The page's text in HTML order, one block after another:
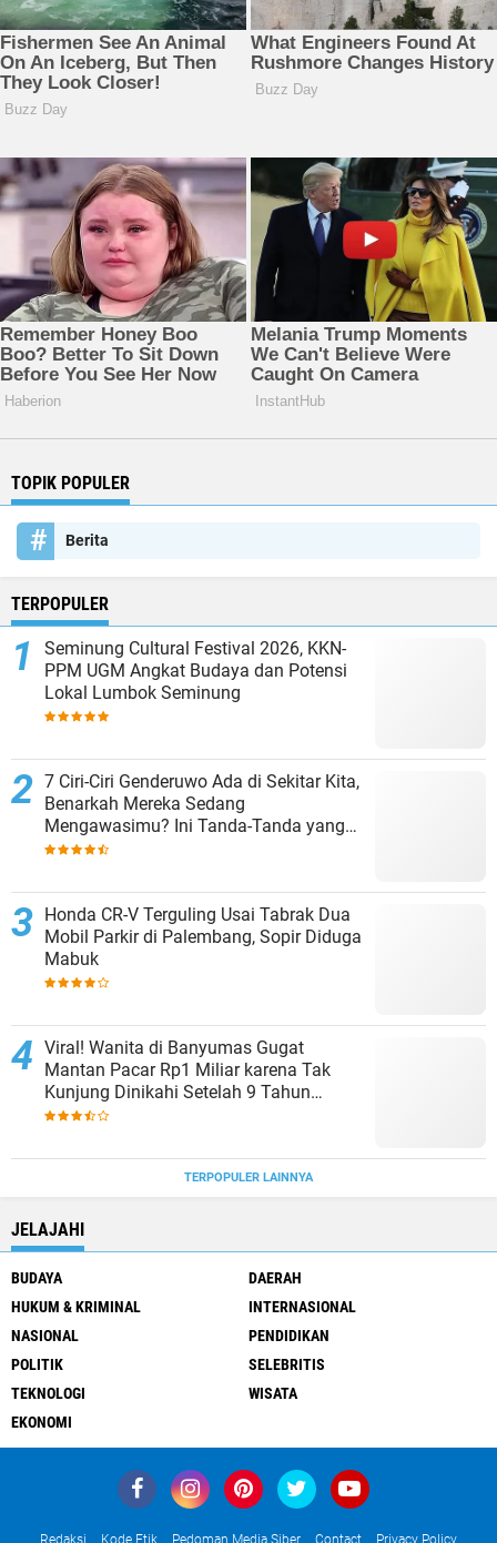
TOPIK POPULER
Berita
TERPOPULER
Seminung Cultural Festival 2026, KKN-
PPM UGM Angkat Budaya dan Potensi
Lokal Lumbok Seminung
7 Ciri-Ciri Genderuwo Ada di Sekitar Kita,
Benarkah Mereka Sedang
Mengawasimu? Ini Tanda-Tanda yang
Sering Diabaikan
Honda CR-V Terguling Usai Tabrak Dua
Mobil Parkir di Palembang, Sopir Diduga
Mabuk
Viral! Wanita di Banyumas Gugat
Mantan Pacar Rp1 Miliar karena Tak
Kunjung Dinikahi Setelah 9 Tahun
Berpacaran
TERPOPULER LAINNYA
JELAJAHI
BUDAYA
DAERAH
HUKUM & KRIMINAL
INTERNASIONAL
NASIONAL
PENDIDIKAN
POLITIK
SELEBRITIS
TEKNOLOGI
WISATA
EKONOMI
Redaksi Kode Etik Pedoman Media Siber Contact Privacy Policy